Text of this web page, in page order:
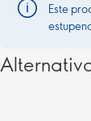
Este